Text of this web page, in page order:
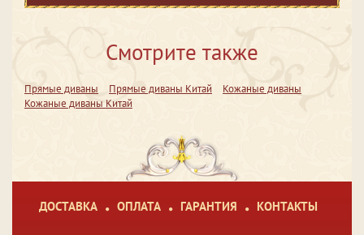
Смотрите также
Прямые диваны Прямые диваны Китай
Кожаные диваны
Кожаные диваны Китай
ДОСТАВКА ОПЛАТА ГАРАНТИЯ КОНТАКТЫ